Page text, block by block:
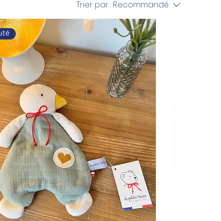
Trier par : Recommandé